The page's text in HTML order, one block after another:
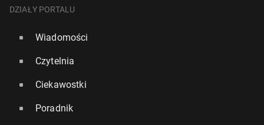
DZIAŁY PORTALU
Wiadomości
Czytelnia
Ciekawostki
Poradnik